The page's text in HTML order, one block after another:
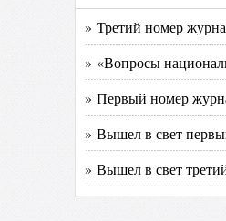
» Третий номер
» «Вопросы
» Первый номер
» Вышел в свет
» Вышел в свет